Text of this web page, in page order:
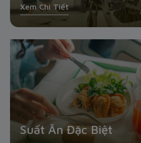
Xem Chi Tiết
Suất Ăn Đặc Biệt